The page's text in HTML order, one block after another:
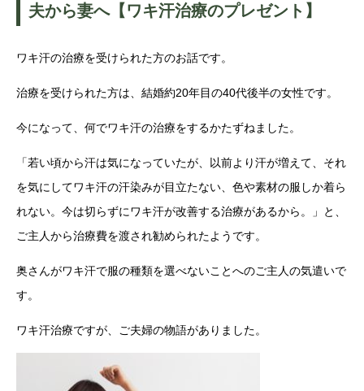
夫から妻へ【ワキ汗治療のプレゼント】
ワキ汗の治療を受けられた方のお話です。
治療を受けられた方は、結婚約20年目の40代後半の女性です。
今になって、何でワキ汗の治療をするかたずねました。
「若い頃から汗は気になっていたが、以前より汗が増えて、それ
を気にしてワキ汗の汗染みが目立たない、色や素材の服しか着ら
れない。今は切らずにワキ汗が改善する治療があるから。」と、
ご主人から治療費を渡され勧められたようです。
奥さんがワキ汗で服の種類を選べないことへのご主人の気遣いで
す。
ワキ汗治療ですが、ご夫婦の物語がありました。